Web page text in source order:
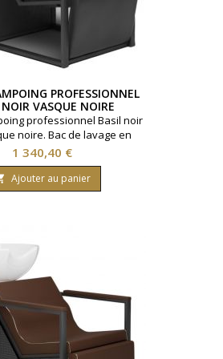
PROFESSIONNEL
VASQUE NOIRE
professionnel Basil noir
noire. Bac de lavage en
améliorant le confort
facilitant le travail au poste
inclinable, robinetterie
et douchette. Rangements
Prix
1 340,40 €
Ajouter au panier